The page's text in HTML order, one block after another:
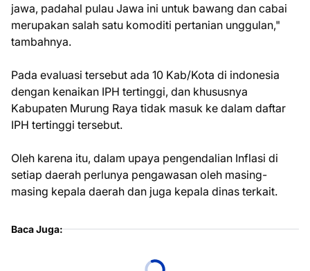
jawa, padahal pulau Jawa ini untuk bawang dan cabai
merupakan salah satu komoditi pertanian unggulan,"
tambahnya.
Pada evaluasi tersebut ada 10 Kab/Kota di indonesia
dengan kenaikan IPH tertinggi, dan khususnya
Kabupaten Murung Raya tidak masuk ke dalam daftar
IPH tertinggi tersebut.
Oleh karena itu, dalam upaya pengendalian Inflasi di
setiap daerah perlunya pengawasan oleh masing-
masing kepala daerah dan juga kepala dinas terkait.
Baca Juga: